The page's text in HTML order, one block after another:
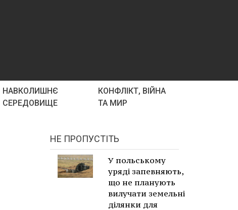
НАВКОЛИШНЄ
СЕРЕДОВИЩЕ
КОНФЛІКТ, ВІЙНА
ТА МИР
НЕ ПРОПУСТІТЬ
У польському
уряді запевняють,
що не планують
вилучати земельні
ділянки для